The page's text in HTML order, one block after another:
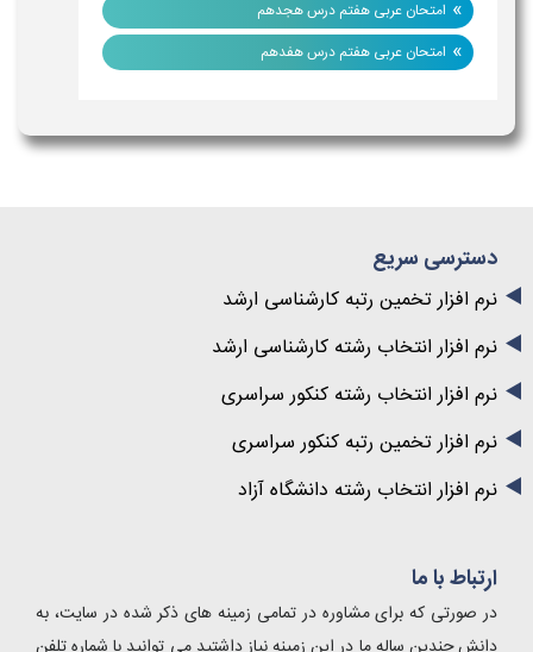
» امتحان عربی هفتم درس هجدهم
» امتحان عربی هفتم درس هفدهم
دسترسی سریع
نرم افزار تخمین رتبه کارشناسی ارشد
نرم افزار انتخاب رشته کارشناسی ارشد
نرم افزار انتخاب رشته کنکور سراسری
نرم افزار تخمین رتبه کنکور سراسری
نرم افزار انتخاب رشته دانشگاه آزاد
ارتباط با ما
در صورتی که برای مشاوره در تمامی زمینه های ذکر شده در سایت، به